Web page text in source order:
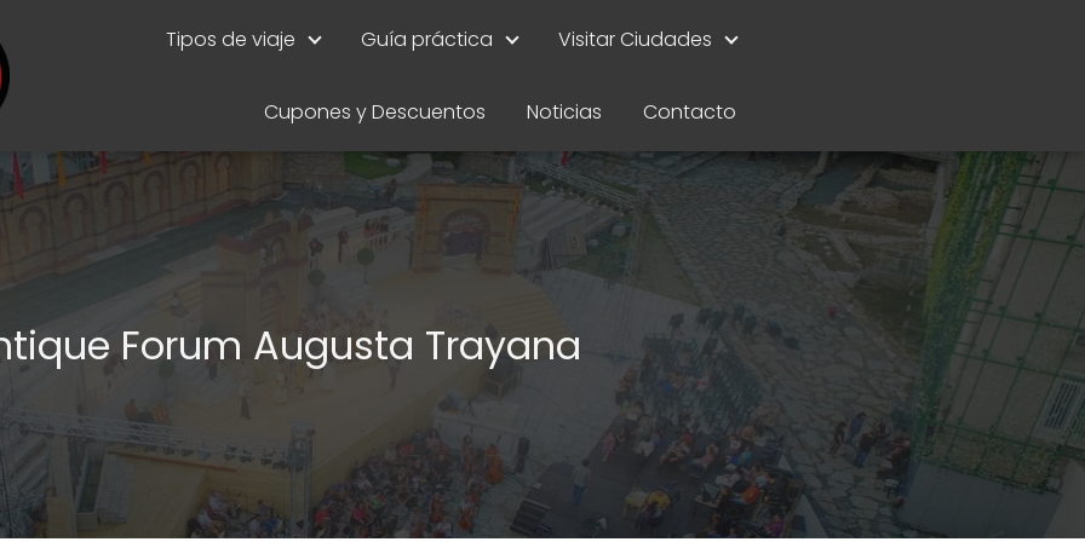
Tipos de viaje Guía práctica Visitar Ciudades
Cupones y Descuentos Noticias Contacto
Forum Augusta Trayana